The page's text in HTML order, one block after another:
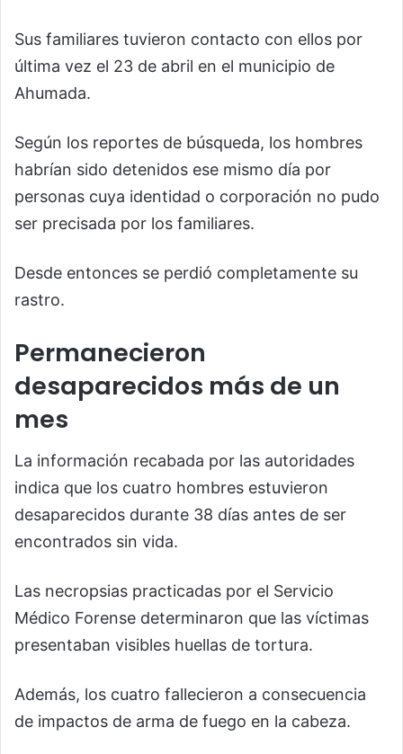
Sus familiares tuvieron contacto con ellos por
última vez el 23 de abril en el municipio de
Ahumada.
Según los reportes de búsqueda, los hombres
habrían sido detenidos ese mismo día por
personas cuya identidad o corporación no pudo
ser precisada por los familiares.
Desde entonces se perdió completamente su
rastro.
Permanecieron
desaparecidos más de un
mes
La información recabada por las autoridades
indica que los cuatro hombres estuvieron
desaparecidos durante 38 días antes de ser
encontrados sin vida.
Las necropsias practicadas por el Servicio
Médico Forense determinaron que las víctimas
presentaban visibles huellas de tortura.
Además, los cuatro fallecieron a consecuencia
de impactos de arma de fuego en la cabeza.